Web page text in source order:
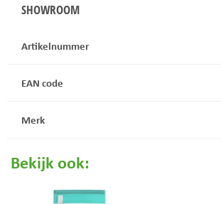
SHOWROOM
Artikelnummer
EAN code
Merk
Bekijk ook: